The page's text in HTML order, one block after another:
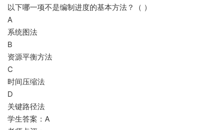
以下哪一项不是编制进度的基本方法？（ ）
A
系统图法
B
资源平衡方法
C
时间压缩法
D
关键路径法
学生答案：A